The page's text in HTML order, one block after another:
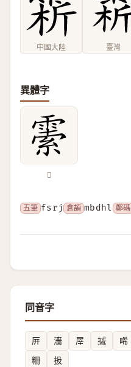
中國大陸 臺灣
異體字
𩄜
五筆 fsrj 倉頡 mbdhl 鄭碼
同音字
㕃 濇 屖 摵 唏
粣
扱